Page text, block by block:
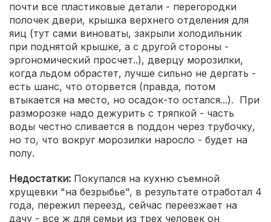
почти все пластиковые детали - перегородки
полочек двери, крышка верхнего отделения для
яиц (тут сами виноваты, закрыли холодильник
при поднятой крышке, а с другой стороны -
эргономический просчет..), дверцу морозилки,
когда льдом обрастет, лучше сильно не дергать -
есть шанс, что оторвется (правда, потом
втыкается на место, но осадок-то остался...). При
разморозке надо дежурить с тряпкой - часть
воды честно сливается в поддон через трубочку,
но то, что вокруг морозилки наросло - будет на
полу.
Недостатки: Покупался на кухню съемной
хрущевки "на безрыбье", в результате отработал 4
года, пережил переезд, сейчас переезжает на
дачу - все ж для семьи из трех человек он